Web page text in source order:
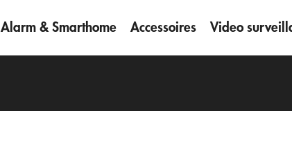
Alarm & Smarthome Accessoires Video